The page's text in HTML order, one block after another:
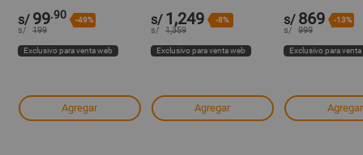
s/ 99.90 -49%
s/ 199
Exclusivo para venta web
Agregar
s/ 1,249 -8%
s/ 1,359
Exclusivo para venta web
Agregar
s/ 869 -13%
s/ 999
Exclusivo para
Agregar